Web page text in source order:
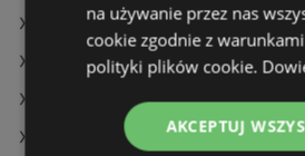
Aktualne gazetki Delikatesy
Aktualne gazetki Netto
Aktualne gazetki Carrefour
Sklepy Lidl w Międzyzdroje
na używanie przez nas
cookie zgodnie z
polityki plików cookie.
AKCEPTUJ